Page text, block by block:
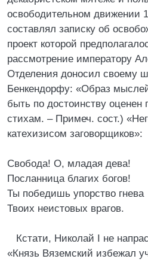
освободительном движении
составлял записку об
проект которой
рассмотрение императору
Отделения доносил своему
Бенкендорфу: «Образ
быть по достоинству оценен
стихам. – Примеч. сост.)
катехизисом заговорщиков»:
Свобода! О, младая дева!
Посланница благих богов!
Ты победишь упорство гнева
Твоих неистовых врагов.
Кстати, Николай I не
«Князь Вяземский избежал